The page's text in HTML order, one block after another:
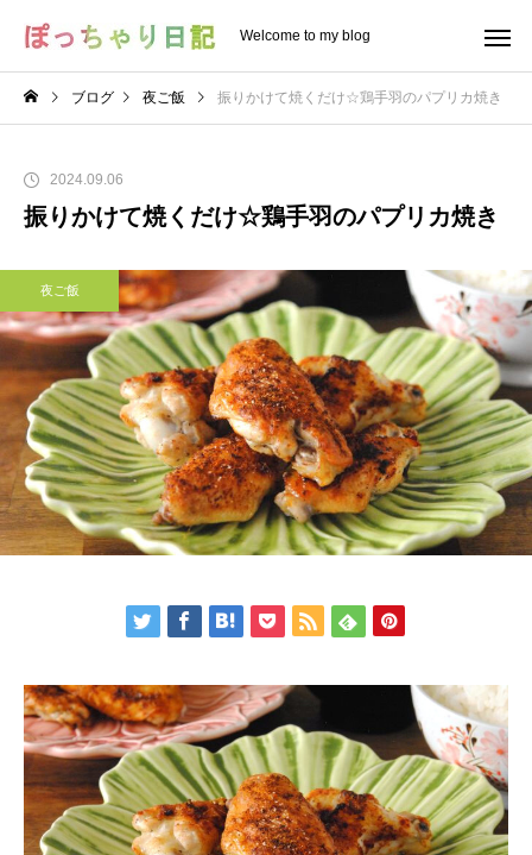
Welcome to my blog
ブログ 夜ご飯 振りかけて焼くだけ☆鶏手羽のパプリカ焼き
2024.09.06
振りかけて焼くだけ☆鶏手羽のパプリカ焼き
夜ご飯